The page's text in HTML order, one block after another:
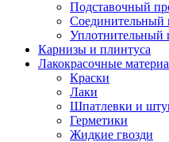
Подставочный
Соединительный
Уплотнительный
Карнизы и плинтуса
Лакокрасочные
Краски
Лаки
Шпатлевки и
Герметики
Жидкие гвозди